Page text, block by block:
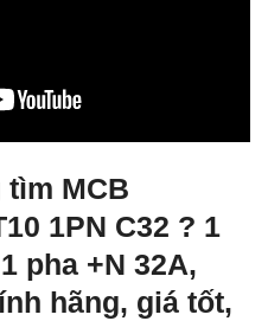
tìm MCB
1PN C32 ? 1
pha +N 32A,
hãng, giá tốt,